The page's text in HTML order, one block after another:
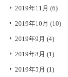
2019年11月 (6)
2019年10月 (10)
2019年9月 (4)
2019年8月 (1)
2019年5月 (1)